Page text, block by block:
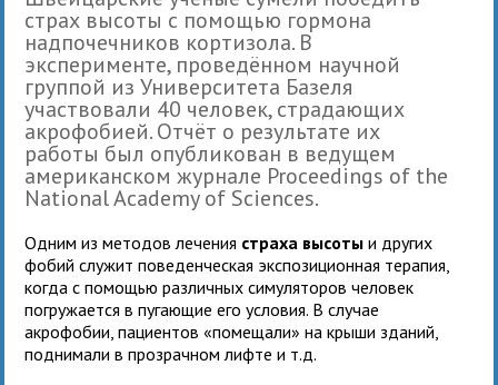
страх высоты с помощью гормона
надпочечников кортизола. В
эксперименте, проведённом научной
группой из Университета Базеля
участвовали 40 человек, страдающих
акрофобией. Отчёт о результате их
работы был опубликован в ведущем
американском журнале Proceedings of the
National Academy of Sciences.
Одним из методов лечения страха высоты и других
фобий служит поведенческая экспозиционная терапия,
когда с помощью различных симуляторов человек
погружается в пугающие его условия. В случае
акрофобии, пациентов «помещали» на крыши зданий,
поднимали в прозрачном лифте и т.д.